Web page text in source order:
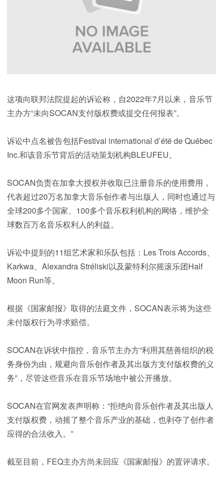
这项向联邦法院提起的诉讼称，自2022年7月以来，音乐节
主办方“未向SOCAN支付版权费或提交任何报表”。
诉讼中点名被告包括Festival international d’été de Québec
Inc.和该音乐节背后的活动策划机构BLEUFEU。
SOCAN负责在加拿大授权并收取已注册音乐的使用费用，
代表超过20万名加拿大音乐创作者与出版人，同时也通过与
全球200多个国家、100多个音乐权利机构的网络，维护全
球数百万名音乐权利人的利益。
诉讼中提到的11组艺术家和乐队包括：Les Trois Accords、
Karkwa、Alexandra Stréliski以及蒙特利尔摇滚乐团Half
Moon Run等。
根据《国家邮报》取得的法庭文件，SOCAN表示将为这些
未付版权行为寻求赔偿。
SOCAN在诉状中指控，音乐节主办方“利用其慈善组织的税
务身份为由，规避向音乐创作者及其出版方支付版权费的义
务”，尽管这些音乐在音乐节场地中被公开播放。
SOCAN在官网发表声明称：“拒绝向音乐创作者及其出版人
支付版权费，动摇了整个音乐产业的基础，也剥夺了创作者
应得的合法收入。”
截至目前，FEQ主办方尚未回应《国家邮报》的置评请求。